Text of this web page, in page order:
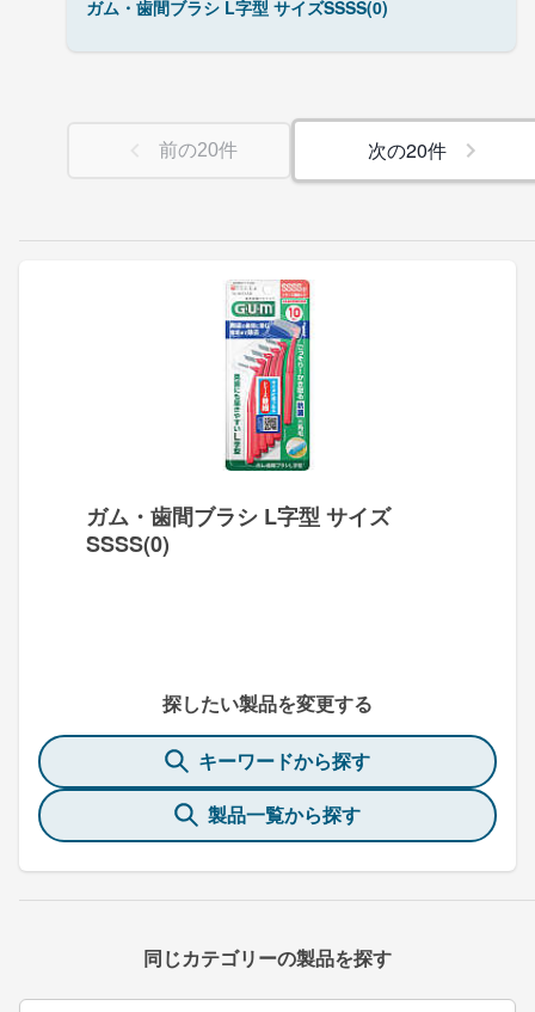
ガム・歯間ブラシ L字型 サイズ
SSSS(0)
探したい製品を変更する
キーワードから探す
製品一覧から探す
同じカテゴリーの製品を探す
ガム・歯間ブラシ L字型 サイズSSSS(0)
前の20件 次の20件